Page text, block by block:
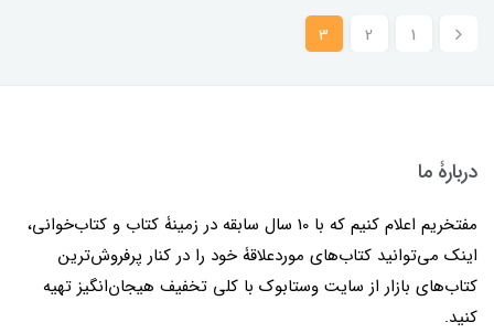
1
2
3
دربارۀ ما
مفتخریم اعلام کنیم که با 10 سال سابقه در زمینۀ کتاب و کتاب‌خوانی،
اینک می‌توانید کتاب‌های موردعلاقۀ خود را در کنار پرفروش‌ترین
کتاب‌های بازار از سایت وستابوک با کلی تخفیف هیجان‌انگیز تهیه
کنید.